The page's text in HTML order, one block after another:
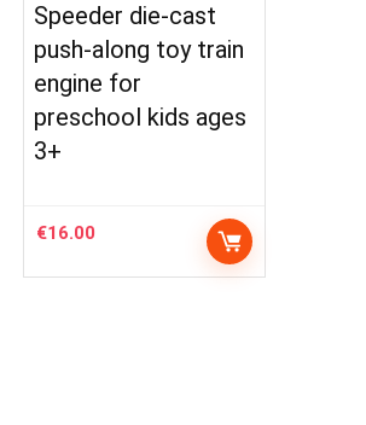
Speeder die-cast
push-along toy train
engine for
preschool kids ages
3+
€16.00